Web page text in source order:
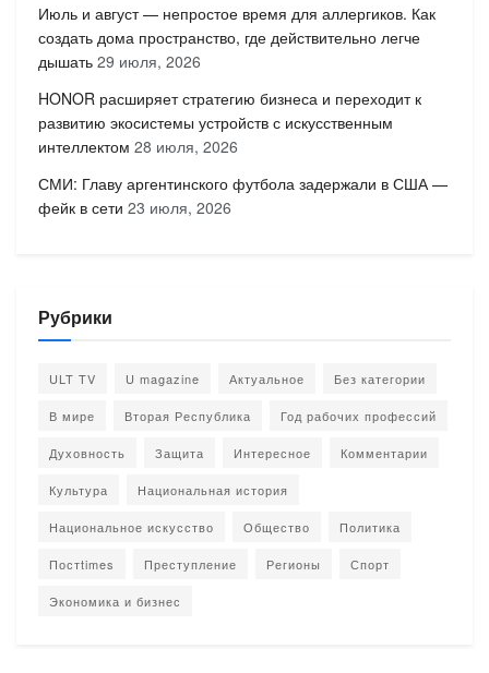
Июль и август — непростое время для аллергиков. Как
создать дома пространство, где действительно легче
дышать 29 июля, 2026
HONOR расширяет стратегию бизнеса и переходит к
развитию экосистемы устройств с искусственным
интеллектом 28 июля, 2026
СМИ: Главу аргентинского футбола задержали в США —
фейк в сети 23 июля, 2026
Рубрики
ULT TV U magazine Актуальное Без категории
В мире Вторая Республика Год рабочих профессий
Духовность Защита Интересное Комментарии
Культура Национальная история
Национальное искусство Общество Политика
Постtimes Преступление Регионы Спорт
Экономика и бизнес